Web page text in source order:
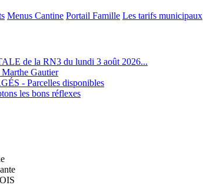
Menus Cantine Portail Famille Les tarifs municipaux
de la RN3 du lundi 3 août 2026...
Marthe Gautier
- Parcelles disponibles
les bons réflexes